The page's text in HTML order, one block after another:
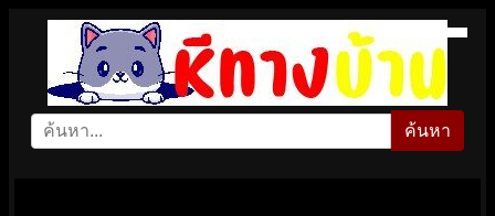
ค้นหา